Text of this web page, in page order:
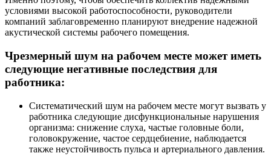
условиями высокой работоспособности, руководители
компаний заблаговременно планируют внедрение надежной
акустической системы рабочего помещения.
Чрезмерный шум на рабочем месте может иметь
следующие негативные последствия для
работника:
Систематический шум на рабочем месте могут вызвать у
работника следующие дисфункциональные нарушения
организма: снижение слуха, частые головные боли,
головокружение, частое сердцебиение, наблюдается
также неустойчивость пульса и артериального давления.